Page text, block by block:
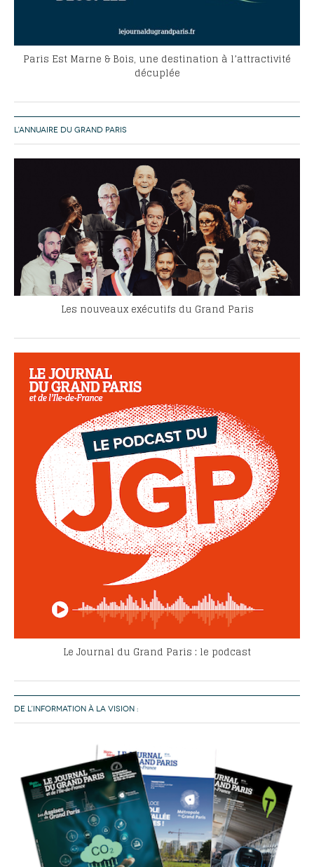
Paris Est Marne & Bois, une destination à l’attractivité
décuplée
L’ANNUAIRE DU GRAND PARIS
Les nouveaux exécutifs du Grand Paris
Le Journal du Grand Paris : le podcast
DE L’INFORMATION À LA VISION :